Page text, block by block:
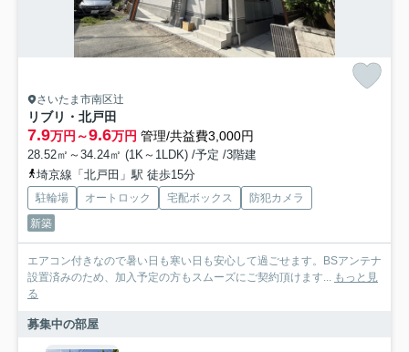
さいたま市南区辻
リブリ・北戸田
7.9万円～9.6万円 管理/共益費3,000円
28.52㎡～34.24㎡ (1K～1LDK) /予定 /3階建
埼京線「北戸田」駅 徒歩15分
駐輪場 オートロック 宅配ボックス
防犯カメラ
新築
エアコン付きなので暑い日も寒い日も安心して過ごせます。BSアンテナ
設置済みのため、加入予定の方もスムーズにご契約頂けます...
もっと見
る
募集中の部屋